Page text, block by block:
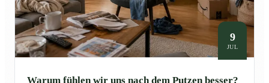
9
JUL
Warum fühlen wir uns nach dem Putzen besser?